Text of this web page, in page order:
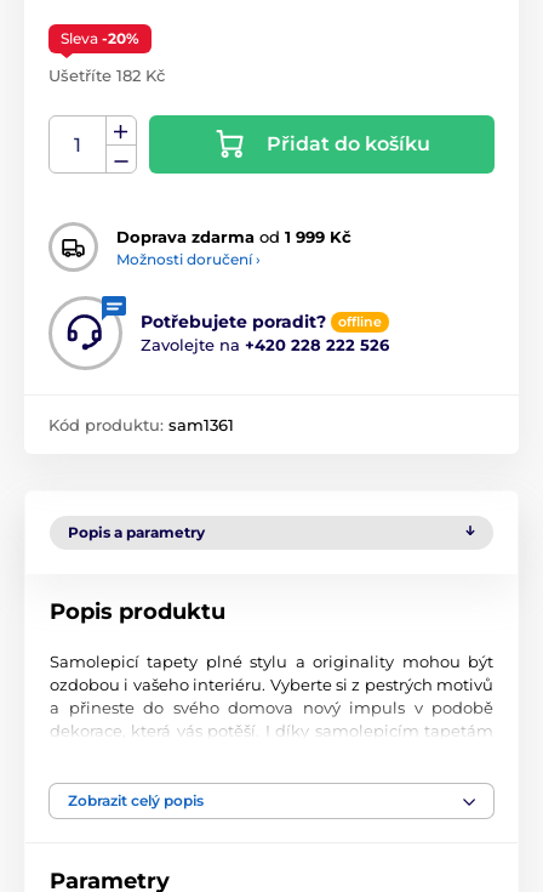
Sleva -20%
Ušetříte 182 Kč
Přidat do košíku
Doprava zdarma od 1 999 Kč
Možnosti doručení ›
Potřebujete poradit? offline
Zavolejte na +420 228 222 526
Kód produktu: sam1361
Popis a parametry
Popis produktu
Samolepicí tapety plné stylu a originality mohou být
ozdobou i vašeho interiéru. Vyberte si z pestrých motivů
a přineste do svého domova nový impuls v podobě
dekorace, která vás potěší. I díky samolepicím tapetám
Perfektní tiskové zpracování
materiál s jemným povrchem a matným vzhledem. Tisk
Zobrazit celý popis
Parametry